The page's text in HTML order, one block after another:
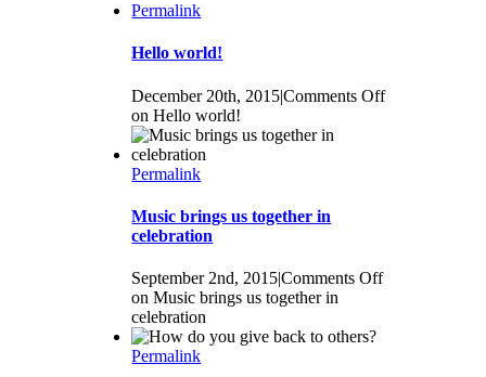
Permalink
Hello world!
December 20th, 2015|Comments Off
on Hello world!
Permalink
Music brings us together in
celebration
September 2nd, 2015|Comments Off
on Music brings us together in
celebration
Permalink